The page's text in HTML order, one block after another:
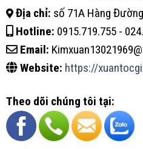
Địa chỉ: số 71A Hàng
Hotline: 0915.719.755 -
Email:
Website: https://
Theo dõi chúng tôi tại: